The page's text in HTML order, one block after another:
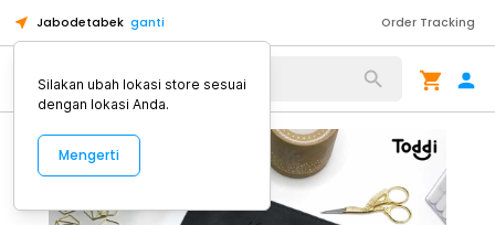
Jabodetabek ganti Order Tracking
Alat Kopi
Silakan ubah lokasi store sesuai
dengan lokasi Anda.
Mengerti